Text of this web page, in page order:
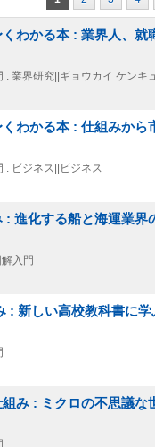
わかる本 : 業界人、就
. 業界研究||ギョウカイ ケンキ
わかる本 : 仕組みから
. ビジネス||ビジネス
進化する船と海運業界
入門
: 新しい高校教科書に
み : ミクロの不思議な